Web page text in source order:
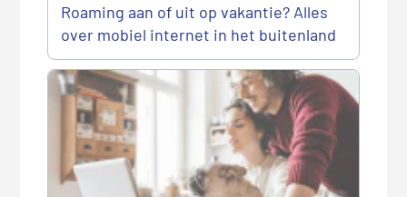
Roaming aan of uit op vakantie? Alles
over mobiel internet in het buitenland